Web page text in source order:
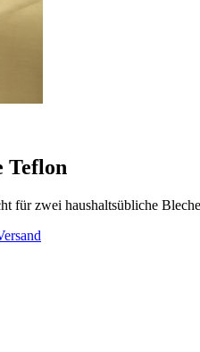
Teflon
für zwei haushaltsübliche